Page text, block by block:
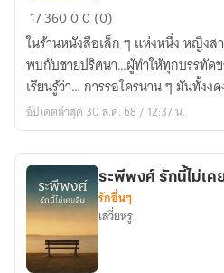
ใน
วัน
ที่
เธอ
ไม่
กลับ
1736000 (0)
ในร้านหนังสือเล็ก ๆ แห่งหนึ่ง หญิงส
พบกับชายปริศนา…ผู้ทำให้ทุกบรรทัดข
เรียนรู้ว่า… การรอใครนาน ๆ มันทั้งง
อัปเดตล่าสุด 30 ส.ค. 68 / 12:37 น.
ระพีพงศ์ รักนี้ไม่เค
รักอื่นๆ
เสวี่ยหรู